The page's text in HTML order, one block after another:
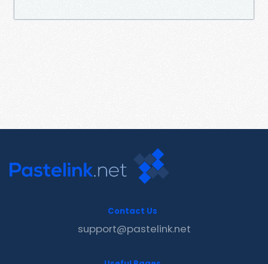
Contact Us
support@pastelink.net